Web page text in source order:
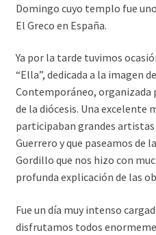
Domingo cuyo templo fue
El Greco en España.
Ya por la tarde tuvimos
“Ella”, dedicada a la imagen
Contemporáneo, organizada
de la diócesis. Una excelente
participaban grandes
Guerrero y que paseamos de
Gordillo que nos hizo con
profunda explicación de las
Fue un día muy intenso
disfrutamos todos